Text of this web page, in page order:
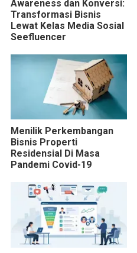
Awareness dan Konversi:
Transformasi Bisnis
Lewat Kelas Media Sosial
Seefluencer
Menilik Perkembangan
Bisnis Properti
Residensial Di Masa
Pandemi Covid-19